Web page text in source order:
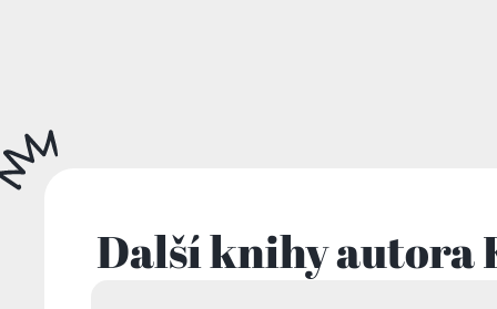
Další knihy autora